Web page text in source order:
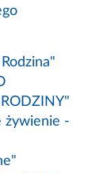
żywienie -